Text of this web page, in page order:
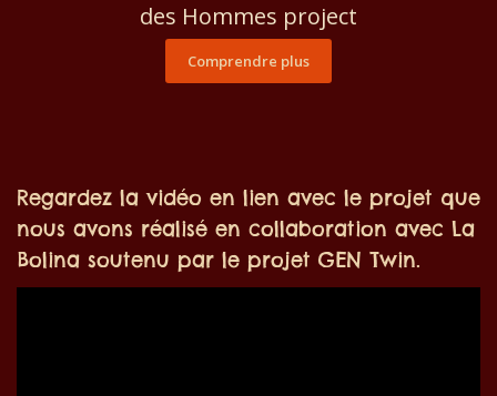
des Hommes project
Comprendre plus
Regardez la vidéo en lien avec le projet que
nous avons réalisé en collaboration avec La
Bolina soutenu par le projet GEN Twin.